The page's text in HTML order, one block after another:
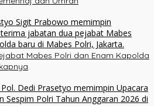
Mabes Polri dan Enam Kapolda